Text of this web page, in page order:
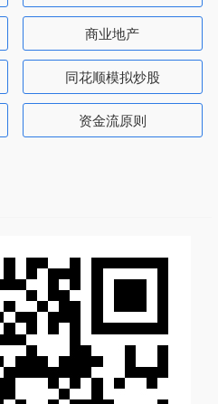
商业地产
同花顺模拟炒股
资金流原则